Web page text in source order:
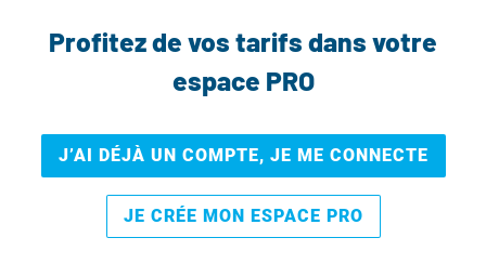
Profitez de vos tarifs dans votre
espace PRO
J’AI DÉJÀ UN COMPTE, JE ME CONNECTE
JE CRÉE MON ESPACE PRO